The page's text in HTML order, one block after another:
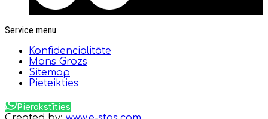
Service menu
Konfidencialitāte
Mans Grozs
Sitemap
Pieteikties
Pierakstīties